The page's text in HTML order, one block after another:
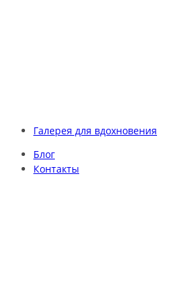
Галерея для вдохновения
Блог
Контакты